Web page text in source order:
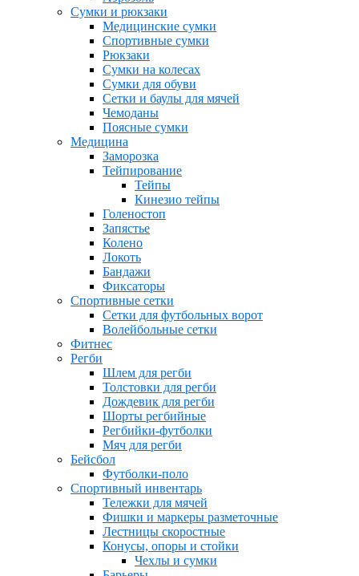
Сумки и рюкзаки
Медицинские сумки
Спортивные сумки
Рюкзаки
Сумки на колесах
Сумки для обуви
Сетки и баулы для мячей
Чемоданы
Поясные сумки
Медицина
Заморозка
Тейпирование
Тейпы
Кинезио тейпы
Голеностоп
Запястье
Колено
Локоть
Бандажи
Фиксаторы
Спортивные сетки
Сетки для футбольных ворот
Волейбольные сетки
Фитнес
Регби
Шлем для регби
Толстовки для регби
Дождевик для регби
Шорты регбийные
Регбийки-футболки
Мяч для регби
Бейсбол
Футболки-поло
Спортивный инвентарь
Тележки для мячей
Фишки и маркеры разметочные
Лестницы скоростные
Конусы, опоры и стойки
Чехлы и сумки